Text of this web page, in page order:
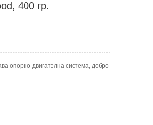
400 гр.
опорно-двигателна система, добро